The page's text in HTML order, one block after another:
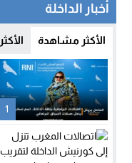
أخبار الداخلة
الأكثر مشاهدة
1